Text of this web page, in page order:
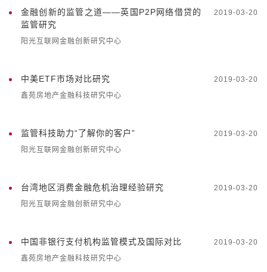
金融创新的监管之道——英国P2P网络借贷的
监管研究
阳光互联网金融创新研究中心
2019-03-20
中美ETF市场对比研究
鑫苑房地产金融科技研究中心
2019-03-20
监管科技助力“了解你的客户”
阳光互联网金融创新研究中心
2019-03-20
台湾地区消费金融危机治理经验研究
阳光互联网金融创新研究中心
2019-03-20
中国非银行支付机构监管模式及国际对比
鑫苑房地产金融科技研究中心
2019-03-20